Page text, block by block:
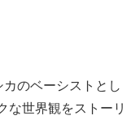
のベーシストとし
な世界観をストーリ